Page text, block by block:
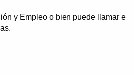
y Empleo o bien puede llamar e